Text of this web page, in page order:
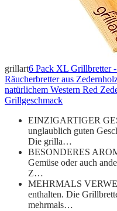
grillart6 Pack XL Grillbretter
Räucherbretter aus
natürlichem Western Red
Grillgeschmack
EINZIGARTIGER
unglaublich guten
Die grilla…
BESONDERES
Gemüse oder auch
Z…
MEHRMALS
enthalten. Die
mehrmals…